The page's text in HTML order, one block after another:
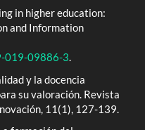
in higher education:
and Information
019-09886-3.
y la docencia
su valoración. Revista
11(1), 127-139.